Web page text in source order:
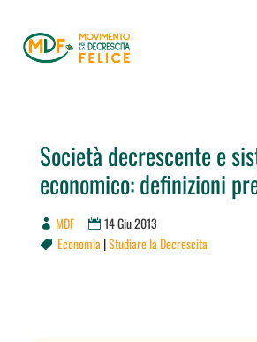
Società decrescente e
economico: definizioni
MDF 14 Giu 2013
 Economia |Studiare la Decrescita